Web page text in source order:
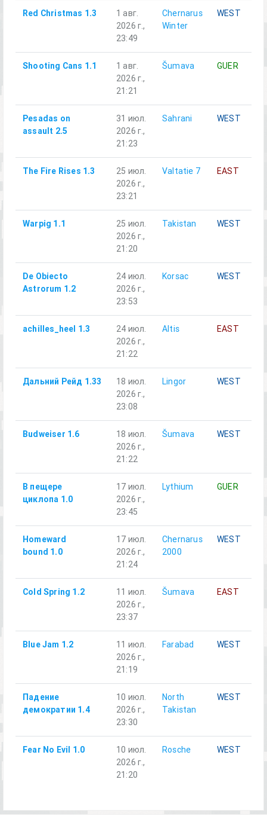
Red Christmas 1.3
1 авг.
2026 г.,
23:49
Chernarus
Winter
WEST
Shooting Cans 1.1
1 авг.
2026 г.,
21:21
Šumava GUER
Pesadas on
assault 2.5
31 июл.
2026 г.,
21:23
Sahrani WEST
The Fire Rises 1.3
25 июл.
2026 г.,
23:21
Valtatie 7 EAST
Warpig 1.1
25 июл.
2026 г.,
21:20
Takistan WEST
De Obiecto
Astrorum 1.2
24 июл.
2026 г.,
23:53
Korsac WEST
achilles_heel 1.3
24 июл.
2026 г.,
21:22
Altis EAST
Дальний Рейд 1.33
18 июл.
2026 г.,
23:08
Lingor WEST
Budweiser 1.6
18 июл.
2026 г.,
21:22
Šumava WEST
В пещере
циклопа 1.0
17 июл.
2026 г.,
23:45
Lythium GUER
Homeward
bound 1.0
17 июл.
2026 г.,
21:24
Chernarus
2000
WEST
Cold Spring 1.2
11 июл.
2026 г.,
23:37
Šumava EAST
Blue Jam 1.2
11 июл.
2026 г.,
21:19
Farabad WEST
Падение
демократии 1.4
10 июл.
2026 г.,
23:30
North
Takistan
WEST
Fear No Evil 1.0
10 июл.
2026 г.,
21:20
Rosche WEST